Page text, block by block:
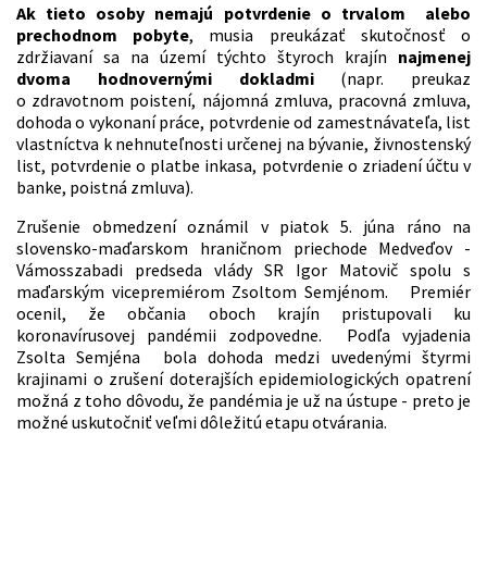
Ak tieto osoby nemajú potvrdenie o trvalom alebo
prechodnom pobyte, musia preukázať skutočnosť o
zdržiavaní sa na území týchto štyroch krajín najmenej
dvoma hodnovernými dokladmi(napr. preukaz
o zdravotnom poistení, nájomná zmluva, pracovná zmluva,
dohoda o vykonaní práce, potvrdenie od zamestnávateľa, list
vlastníctva k nehnuteľnosti určenej na bývanie, živnostenský
list, potvrdenie o platbe inkasa, potvrdenie o zriadení účtu v
banke, poistná zmluva).
Zrušenie obmedzení oznámil v piatok 5. júna ráno na
slovensko-maďarskom hraničnom priechode Medveďov -
Vámosszabadi predseda vlády SR Igor Matovič spolu s
maďarským vicepremiérom Zsoltom Semjénom. Premiér
ocenil, že občania oboch krajín pristupovali ku
koronavírusovej pandémii zodpovedne. Podľa vyjadenia
Zsolta Semjéna bola dohoda medzi uvedenými štyrmi
krajinami o zrušení doterajších epidemiologických opatrení
možná z toho dôvodu, že pandémia je už na ústupe - preto je
možné uskutočniť veľmi dôležitú etapu otvárania.